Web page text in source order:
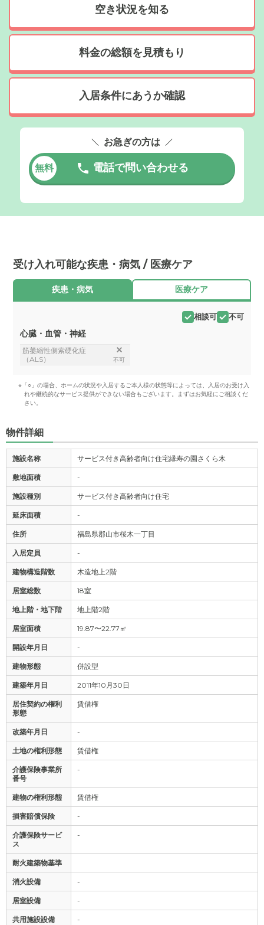
空き状況を知る
料金の総額を見積もり
入居条件にあうか確認
お急ぎの方は
無料 電話で問い合わせる
受け入れ可能な疾患・病気 / 医療ケア
疾患・病気 医療ケア
相談可 不可
心臓・血管・神経
筋萎縮性側索硬化症
（ALS）
不可
※「○」の場合、ホームの状況や入居するご本人様の状態等によっては、入居のお受け入
れや継続的なサービス提供ができない場合もございます。まずはお気軽にご相談くだ
さい。
物件詳細
施設名称 サービス付き高齢者向け住宅縁寿の園さくら木
敷地面積 -
施設種別 サービス付き高齢者向け住宅
延床面積 -
住所 福島県郡山市桜木一丁目
入居定員 -
建物構造階数 木造地上2階
居室総数 18室
地上階・地下階 地上階2階
居室面積 19.87〜22.77㎡
開設年月日 -
建物形態 併設型
建築年月日 2011年10月30日
居住契約の権利
形態
賃借権
改築年月日 -
土地の権利形態 賃借権
介護保険事業所
番号
-
建物の権利形態 賃借権
損害賠償保険 -
介護保険サービ
ス
-
耐火建築物基準
消火設備 -
居室設備 -
共用施設設備 -